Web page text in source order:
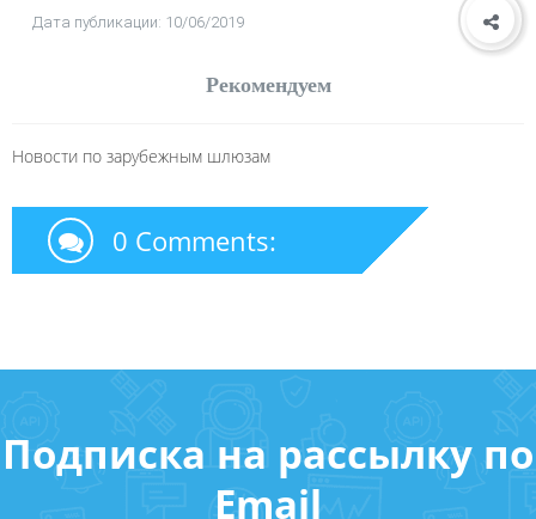
Дата публикации: 10/06/2019
Рекомендуем
Новости по зарубежным шлюзам
0 Comments:
Подписка на рассылку по
Email